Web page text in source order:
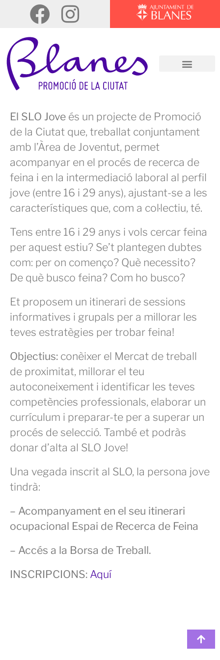
El SLO Jove és un projecte de Promoció
de la Ciutat que, treballat conjuntament
amb l’Àrea de Joventut, permet
acompanyar en el procés de recerca de
feina i en la intermediació laboral al perfil
jove (entre 16 i 29 anys), ajustant-se a les
característiques que, com a col·lectiu, té.
Tens entre 16 i 29 anys i vols cercar feina
per aquest estiu? Se’t plantegen dubtes
com: per on començo? Què necessito?
De què busco feina? Com ho busco?
Et proposem un itinerari de sessions
informatives i grupals per a millorar les
teves estratègies per trobar feina!
Objectius: conèixer el Mercat de treball
de proximitat, millorar el teu
autoconeixement i identificar les teves
competències professionals, elaborar un
currículum i preparar-te per a superar un
procés de selecció. També et podràs
donar d’alta al SLO Jove!
Una vegada inscrit al SLO, la persona jove
tindrà:
– Acompanyament en el seu itinerari
ocupacional Espai de Recerca de Feina
– Accés a la Borsa de Treball.
INSCRIPCIONS: Aquí